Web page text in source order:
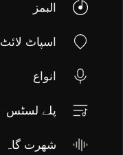
البمز
اسپاٹ لائٹ
انواع
پلے لسٹس
شھرت گاہ